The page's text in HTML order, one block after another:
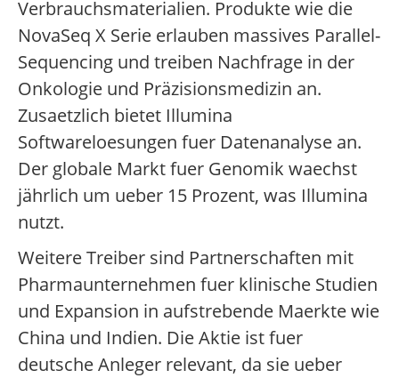
Verbrauchsmaterialien. Produkte wie die
NovaSeq X Serie erlauben massives Parallel-
Sequencing und treiben Nachfrage in der
Onkologie und Präzisionsmedizin an.
Zusaetzlich bietet Illumina
Softwareloesungen fuer Datenanalyse an.
Der globale Markt fuer Genomik waechst
jährlich um ueber 15 Prozent, was Illumina
nutzt.
Weitere Treiber sind Partnerschaften mit
Pharmaunternehmen fuer klinische Studien
und Expansion in aufstrebende Maerkte wie
China und Indien. Die Aktie ist fuer
deutsche Anleger relevant, da sie ueber